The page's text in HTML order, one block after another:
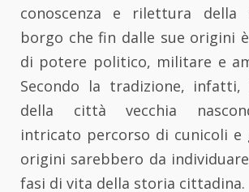
conoscenza e rilettura
borgo che fin dalle sue origini
di potere politico, militare e
Secondo la tradizione,
della città vecchia
intricato percorso di cunicoli e
origini sarebbero da
fasi di vita della storia cittadina.